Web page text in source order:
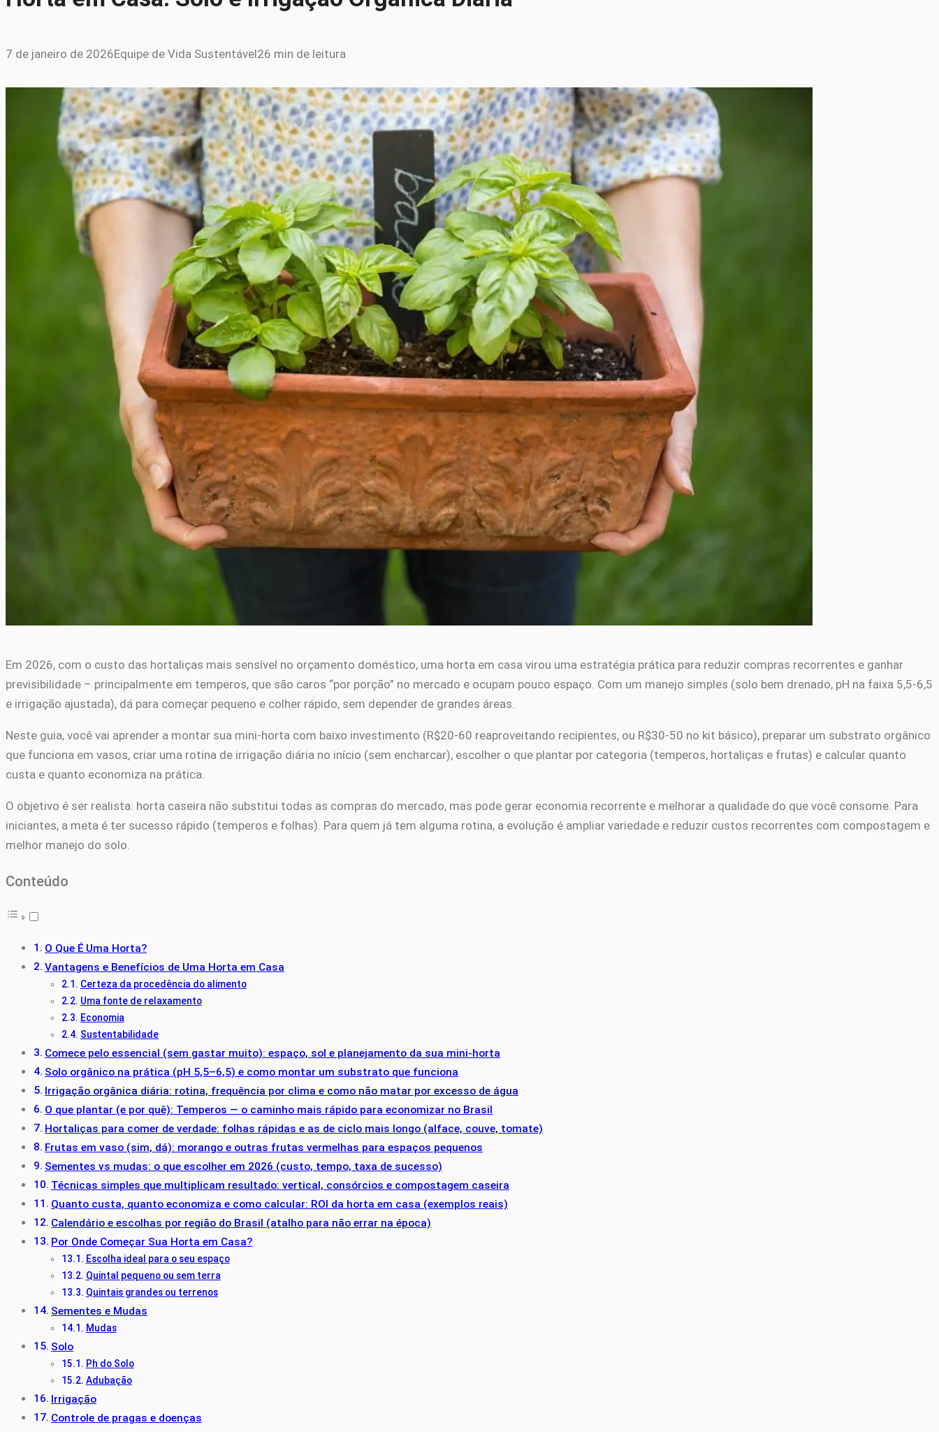
7 de janeiro de 2026Equipe de Vida Sustentável26 min de leitura
Em 2026, com o custo das hortaliças mais sensível no orçamento doméstico, uma horta em casa virou uma estratégia prática para reduzir compras recorrentes e ganhar
previsibilidade – principalmente em temperos, que são caros “por porção” no mercado e ocupam pouco espaço. Com um manejo simples (solo bem drenado, pH na faixa 5,5-6,5
e irrigação ajustada), dá para começar pequeno e colher rápido, sem depender de grandes áreas.
Neste guia, você vai aprender a montar sua mini-horta com baixo investimento (R$20-60 reaproveitando recipientes, ou R$30-50 no kit básico), preparar um substrato orgânico
que funciona em vasos, criar uma rotina de irrigação diária no início (sem encharcar), escolher o que plantar por categoria (temperos, hortaliças e frutas) e calcular quanto
custa e quanto economiza na prática.
O objetivo é ser realista: horta caseira não substitui todas as compras do mercado, mas pode gerar economia recorrente e melhorar a qualidade do que você consome. Para
iniciantes, a meta é ter sucesso rápido (temperos e folhas). Para quem já tem alguma rotina, a evolução é ampliar variedade e reduzir custos recorrentes com compostagem e
melhor manejo do solo.
Conteúdo
O Que É Uma Horta?
Vantagens e Benefícios de Uma Horta em Casa
Certeza da procedência do alimento
Uma fonte de relaxamento
Economia
Sustentabilidade
Comece pelo essencial (sem gastar muito): espaço, sol e planejamento da sua mini-horta
Solo orgânico na prática (pH 5,5–6,5) e como montar um substrato que funciona
Irrigação orgânica diária: rotina, frequência por clima e como não matar por excesso de água
O que plantar (e por quê): Temperos — o caminho mais rápido para economizar no Brasil
Hortaliças para comer de verdade: folhas rápidas e as de ciclo mais longo (alface, couve, tomate)
Frutas em vaso (sim, dá): morango e outras frutas vermelhas para espaços pequenos
Sementes vs mudas: o que escolher em 2026 (custo, tempo, taxa de sucesso)
Técnicas simples que multiplicam resultado: vertical, consórcios e compostagem caseira
Quanto custa, quanto economiza e como calcular: ROI da horta em casa (exemplos reais)
Calendário e escolhas por região do Brasil (atalho para não errar na época)
Por Onde Começar Sua Horta em Casa?
Escolha ideal para o seu espaço
Quintal pequeno ou sem terra
Quintais grandes ou terrenos
Sementes e Mudas
Mudas
Solo
Ph do Solo
Adubação
Irrigação
Controle de pragas e doenças